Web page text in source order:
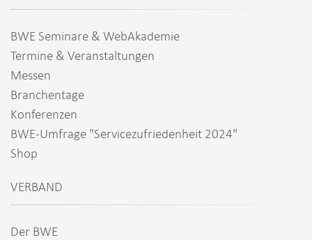
BWE Seminare & WebAkademie
Termine & Veranstaltungen
Messen
Branchentage
Konferenzen
BWE-Umfrage "Servicezufriedenheit 2024"
Shop
VERBAND
Der BWE